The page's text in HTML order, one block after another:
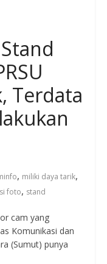
Terdata
, miliki daya tarik,
foto, stand
cam yang
Komunikasi dan
(Sumut) punya